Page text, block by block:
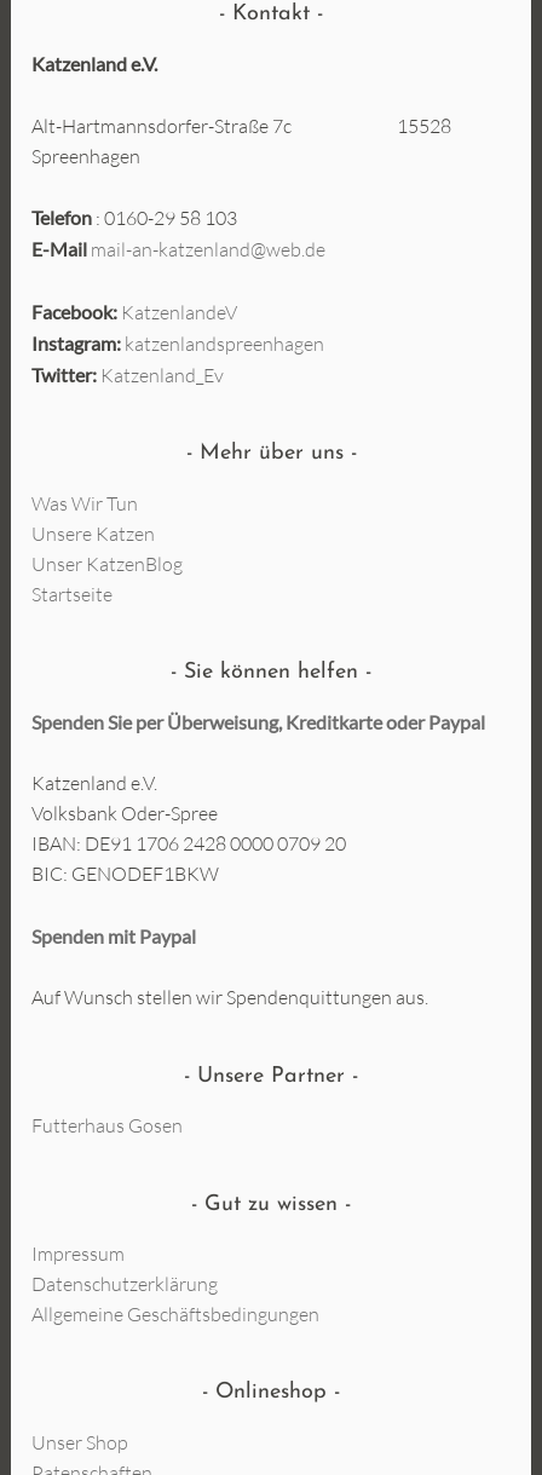
Kontakt
Katzenland e.V.
Alt-Hartmannsdorfer-Straße 7c 15528
Spreenhagen
Telefon : 0160-29 58 103
E-Mail mail-an-katzenland@web.de
Facebook: KatzenlandeV
Instagram: katzenlandspreenhagen
Twitter: Katzenland_Ev
Mehr über uns
Was Wir Tun
Unsere Katzen
Unser KatzenBlog
Startseite
Sie können helfen
Spenden Sie per Überweisung, Kreditkarte oderPaypal
Katzenland e.V.
Volksbank Oder-Spree
IBAN: DE91 1706 2428 0000 0709 20
BIC: GENODEF1BKW
Spenden mit Paypal
Auf Wunsch stellen wir Spendenquittungen aus.
Unsere Partner
Futterhaus Gosen
Gut zu wissen
Impressum
Datenschutzerklärung
Allgemeine Geschäftsbedingungen
Onlineshop
Unser Shop